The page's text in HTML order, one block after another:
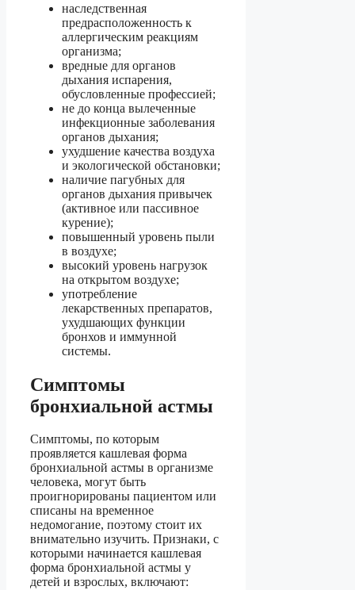
наследственная
предрасположенность к
аллергическим реакциям
организма;
вредные для органов
дыхания испарения,
обусловленные профессией;
не до конца вылеченные
инфекционные заболевания
органов дыхания;
ухудшение качества воздуха
и экологической обстановки;
наличие пагубных для
органов дыхания привычек
(активное или пассивное
курение);
повышенный уровень пыли
в воздухе;
высокий уровень нагрузок
на открытом воздухе;
употребление
лекарственных препаратов,
ухудшающих функции
бронхов и иммунной
системы.
Симптомы
бронхиальной астмы
Симптомы, по которым
проявляется кашлевая форма
бронхиальной астмы в организме
человека, могут быть
проигнорированы пациентом или
списаны на временное
недомогание, поэтому стоит их
внимательно изучить. Признаки, с
которыми начинается кашлевая
форма бронхиальной астмы у
детей и взрослых, включают: